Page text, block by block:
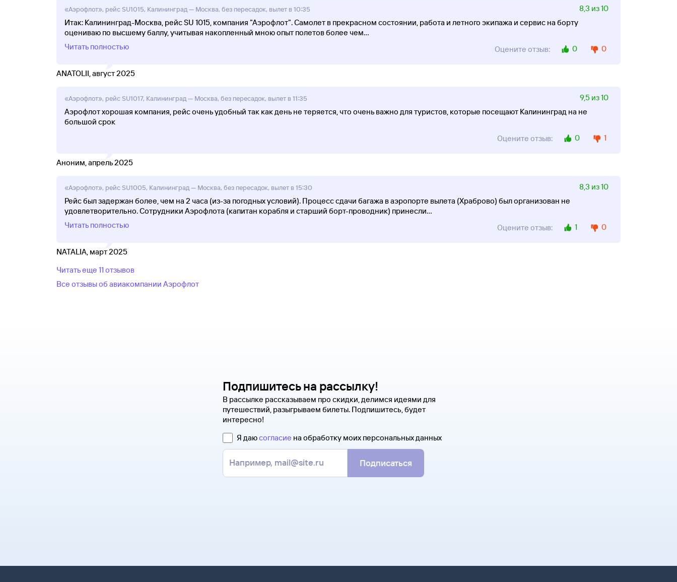
«Аэрофлот», рейс SU1015, Калининград — Москва, без пересадок, вылет в 10:35
8,3 из 10
Итак: Калининград-Москва, рейс SU 1015, компания "Аэрофлот". Самолет в прекрасном состоянии, работа и летного экипажа и сервис на борту
оцениваю по высшему баллу, учитывая накопленный мною опыт полетов более чем...
Читать полностью
Оцените отзыв: 0 0
ANATOLII, август 2025
«Аэрофлот», рейс SU1017, Калининград — Москва, без пересадок, вылет в 11:35
9,5 из 10
Аэрофлот хорошая компания, рейс очень удобный так как день не теряется, что очень важно для туристов, которые посещают Калининград на не
большой срок
Оцените отзыв:
0 1
Аноним, апрель 2025
«Аэрофлот», рейс SU1005, Калининград — Москва, без пересадок, вылет в 15:30
8,3 из 10
Рейс был задержан более, чем на 2 часа (из-за погодных условий). Процесс сдачи багажа в аэропорте вылета (Храброво) был организован не
удовлетворительно. Сотрудники Аэрофлота (капитан корабля и старший борт-проводник) принесли...
Читать полностью
Оцените отзыв: 1 0
NATALIA, март 2025
Читать еще 11 отзывов
Все отзывы об авиакомпании Аэрофлот
Подпишитесь на рассылку!
В рассылке рассказываем про скидки, делимся идеями для
путешествий, разыгрываем билеты. Подпишитесь, будет
интересно!
Я даюсогласие на обработку моих персональных данных
Подписаться